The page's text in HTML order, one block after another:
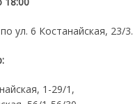
ул. 6 Костанайская, 23/3.
1-29/1,